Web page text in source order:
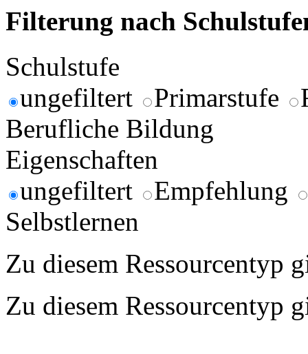
Filterung nach
Schulstufe
ungefiltert
Primarstufe
Berufliche Bildung
Eigenschaften
ungefiltert
Empfehlung
Selbstlernen
Zu diesem Ressourcentyp
Zu diesem Ressourcentyp